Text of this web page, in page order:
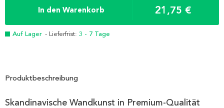
In den Warenkorb 21,75 €
Auf Lager - Lieferfrist: 3 - 7 Tage
Produktbeschreibung
Skandinavische Wandkunst in Premium-Qualität